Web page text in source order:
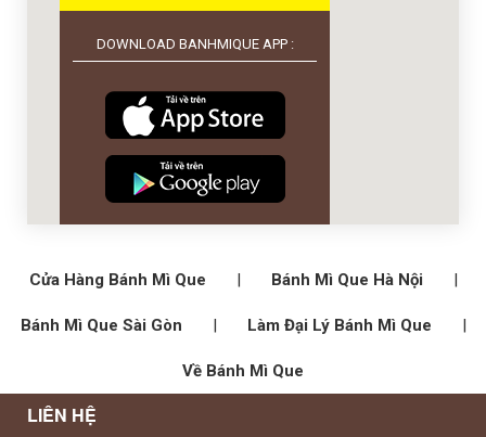
DOWNLOAD BANHMIQUE APP :
Cửa Hàng Bánh Mì Que | Bánh Mì Que Hà Nội |
Bánh Mì Que Sài Gòn | Làm Đại Lý Bánh Mì Que |
Về Bánh Mì Que
LIÊN HỆ